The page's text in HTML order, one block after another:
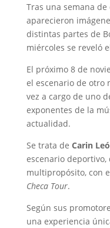
Tras una semana
aparecieron
distintas partes de
miércoles se reveló
El próximo 8 de
el escenario de otro
vez a cargo de uno
exponentes de la
actualidad.
Se trata de Carin
escenario
multipropósito, con
Checa Tour.
Según sus
una experiencia